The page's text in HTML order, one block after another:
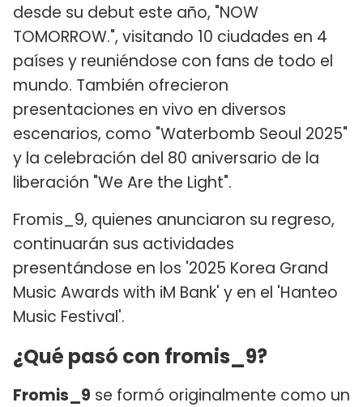
desde su debut este año, "NOW
TOMORROW.", visitando 10 ciudades en 4
países y reuniéndose con fans de todo el
mundo. También ofrecieron
presentaciones en vivo en diversos
escenarios, como "Waterbomb Seoul 2025"
y la celebración del 80 aniversario de la
liberación "We Are the Light".
Fromis_9, quienes anunciaron su regreso,
continuarán sus actividades
presentándose en los '2025 Korea Grand
Music Awards with iM Bank' y en el 'Hanteo
Music Festival'.
¿Qué pasó con fromis_9?
Fromis_9 se formó originalmente como un